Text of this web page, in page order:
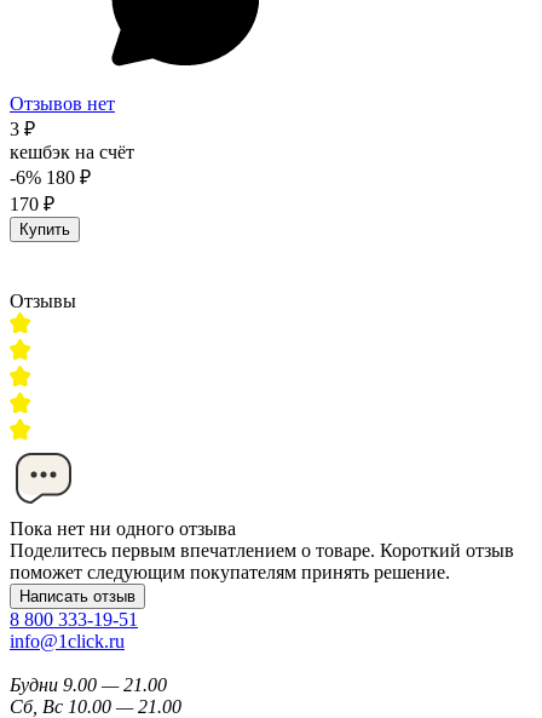
Отзывов нет
3 ₽
кешбэк на счёт
-6% 180 ₽
170 ₽
Купить
Отзывы
Пока нет ни одного отзыва
Поделитесь первым впечатлением о товаре. Короткий отзыв
поможет следующим покупателям принять решение.
Написать отзыв
8 800 333-19-51
info@1click.ru
Будни 9.00 — 21.00
Сб, Вс 10.00 — 21.00